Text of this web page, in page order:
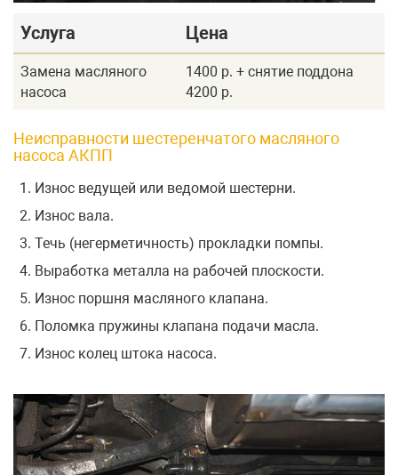
Услуга Цена
Замена масляного
насоса
1400 р. + снятие поддона
4200 р.
Неисправности шестеренчатого масляного
насоса АКПП
Износ ведущей или ведомой шестерни.
Износ вала.
Течь (негерметичность) прокладки помпы.
Выработка металла на рабочей плоскости.
Износ поршня масляного клапана.
Поломка пружины клапана подачи масла.
Износ колец штока насоса.